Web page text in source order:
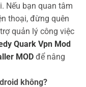
Nếu bạn quan tâm
thoại, đừng quên
quản lý công việc
Quark Vpn Mod
MOD để nâng
không?